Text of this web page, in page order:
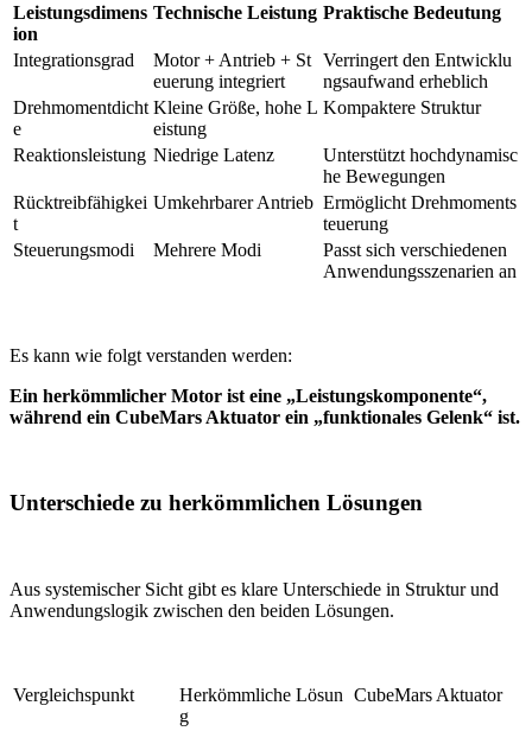
Leistungsdimens
ion
Technische Leistung Praktische Bedeutung
Integrationsgrad
Motor + Antrieb + St
euerung integriert
Verringert den Entwicklu
ngsaufwand erheblich
Drehmomentdicht
e
Kleine Größe, hohe L
eistung
Kompaktere Struktur
Reaktionsleistung Niedrige Latenz
Unterstützt hochdynamisc
he Bewegungen
Rücktreibfähigkei
t
Umkehrbarer Antrieb Ermöglicht Drehmoments
teuerung
Steuerungsmodi
Mehrere Modi
Passt sich verschiedenen
Anwendungsszenarien an
Es kann wie folgt verstanden werden:
Ein herkömmlicher Motor ist eine „Leistungskomponente“,
während ein CubeMars Aktuator ein „funktionales Gelenk“ ist.
Unterschiede zu herkömmlichen Lösungen
Aus systemischer Sicht gibt es klare Unterschiede in Struktur und
Anwendungslogik zwischen den beiden Lösungen.
Vergleichspunkt
Herkömmliche Lösun
g
CubeMars Aktuator